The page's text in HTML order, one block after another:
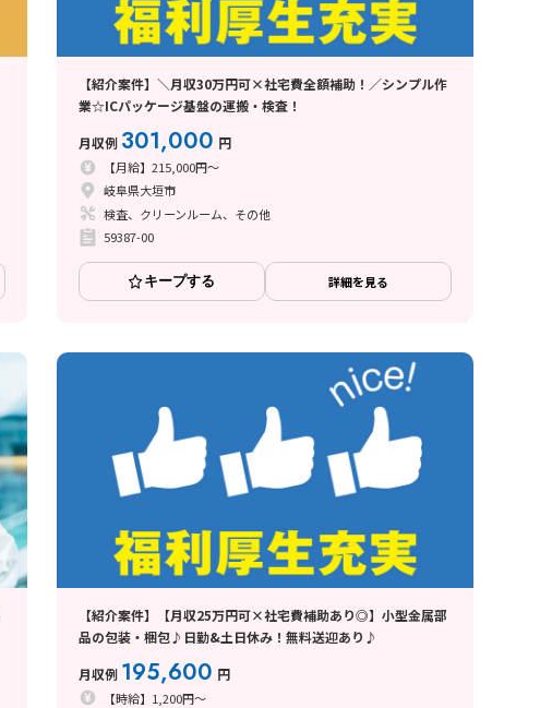
【紹介案件】＼月収30万円可×社宅費全額補助！／シンプル作
業☆ICパッケージ基盤の運搬・検査！
月収例 301,000 円
【月給】215,000円～
岐阜県大垣市
検査、クリーンルーム、その他
59387-00
キープする 詳細を見る
【紹介案件】【月収25万円可×社宅費補助あり◎】小型金属部
品の包装・梱包♪日勤&土日休み！無料送迎あり♪
月収例 195,600 円
【時給】1,200円～